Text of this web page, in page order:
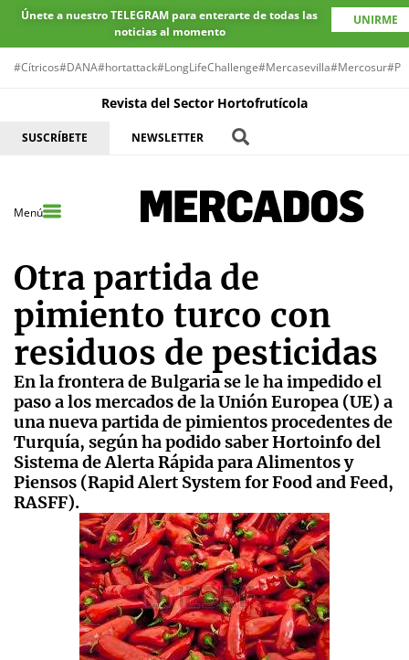
Únete a nuestro TELEGRAM para enterarte de todas las
noticias al momento
UNIRME
#Cítricos#DANA#hortattack#LongLifeChallenge#Mercasevilla#Mercosur
Revista del Sector Hortofrutícola
SUSCRÍBETE NEWSLETTER
Menú
Otra partida de
pimiento turco con
residuos de pesticidas
En la frontera de Bulgaria se le ha impedido el
paso a los mercados de la Unión Europea (UE) a
una nueva partida de pimientos procedentes de
Turquía, según ha podido saber Hortoinfo del
Sistema de Alerta Rápida para Alimentos y
Piensos (Rapid Alert System for Food and Feed,
RASFF).